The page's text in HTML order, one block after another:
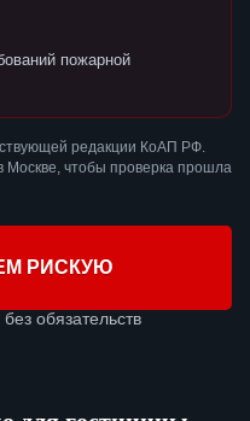
пожарной
редакции КоАП РФ.
Москве, чтобы проверка прошла
РИСКУЮ
обязательств